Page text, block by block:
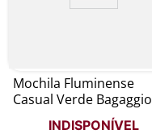
Mochila Fluminense
Casual Verde Bagaggio
INDISPONÍVEL